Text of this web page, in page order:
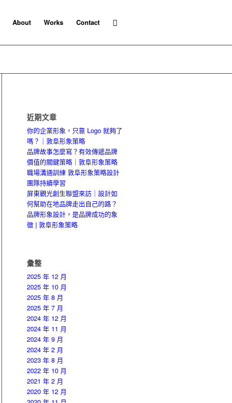
About Works Contact
近期文章
你的企業形象，只靠 Logo 就夠了
嗎？｜敦阜形象策略
品牌故事怎麼寫？有效傳遞品牌
價值的關鍵策略｜敦阜形象策略
職場溝通訓練 敦阜形象策略設計
團隊持續學習
屏東觀光創生聯盟來訪｜設計如
何幫助在地品牌走出自己的路？
品牌形象設計，是品牌成功的象
徵 | 敦阜形象策略
彙整
2025 年 12 月
2025 年 10 月
2025 年 8 月
2025 年 7 月
2024 年 12 月
2024 年 11 月
2024 年 9 月
2024 年 2 月
2023 年 8 月
2022 年 10 月
2021 年 2 月
2020 年 12 月